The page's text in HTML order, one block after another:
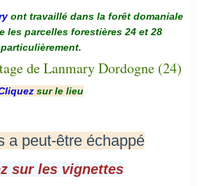
ont travaillé dans la forêt domaniale
les parcelles forestières 24 et 28
particulièrement.
sur le lieu
a peut-être échappé
sur les vignettes